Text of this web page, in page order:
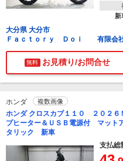
新
大分県 大分市
Ｆａｃｔｏｒｙ Ｄｏｉ 有限会
無料 お見積り/お問合せ
ホンダ 複数画像
ホンダ クロスカブ１１０ ２０２
プヒーター＆ＵＳＢ電源付 マット
タリック 新車
支払総